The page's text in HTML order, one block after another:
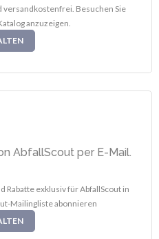
versandkostenfrei. Besuchen Sie
anzuzeigen.
AbfallScout per E-Mail.
Rabatte exklusiv für AbfallScout in
Mailingliste abonnieren